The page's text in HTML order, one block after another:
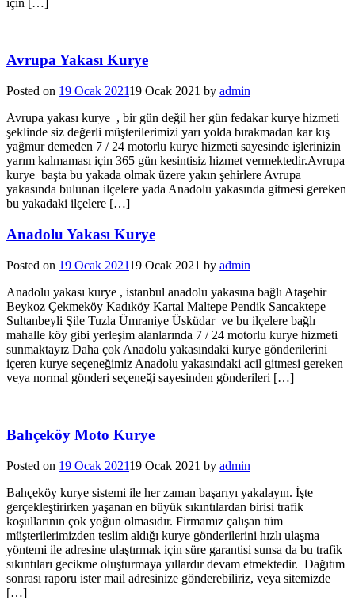
Avrupa Yakası Kurye
Posted on 19 Ocak 202119 Ocak 2021 by admin
Avrupa yakası kurye , bir gün değil her gün fedakar kurye hizmeti
şeklinde siz değerli müşterilerimizi yarı yolda bırakmadan kar kış
yağmur demeden 7 / 24 motorlu kurye hizmeti sayesinde işlerinizin
yarım kalmaması için 365 gün kesintisiz hizmet vermektedir.Avrupa
kurye başta bu yakada olmak üzere yakın şehirlere Avrupa
yakasında bulunan ilçelere yada Anadolu yakasında gitmesi gereken
bu yakadaki ilçelere […]
Anadolu Yakası Kurye
Posted on 19 Ocak 202119 Ocak 2021 by admin
Anadolu yakası kurye , istanbul anadolu yakasına bağlı Ataşehir
Beykoz Çekmeköy Kadıköy Kartal Maltepe Pendik Sancaktepe
Sultanbeyli Şile Tuzla Ümraniye Üsküdar ve bu ilçelere bağlı
mahalle köy gibi yerleşim alanlarında 7 / 24 motorlu kurye hizmeti
sunmaktayız Daha çok Anadolu yakasındaki kurye gönderilerini
içeren kurye seçeneğimiz Anadolu yakasındaki acil gitmesi gereken
veya normal gönderi seçeneği sayesinden gönderileri […]
Bahçeköy Moto Kurye
Posted on 19 Ocak 202119 Ocak 2021 by admin
Bahçeköy kurye sistemi ile her zaman başarıyı yakalayın. İşte
gerçekleştirirken yaşanan en büyük sıkıntılardan birisi trafik
koşullarının çok yoğun olmasıdır. Firmamız çalışan tüm
müşterilerimizden teslim aldığı kurye gönderilerini hızlı ulaşma
yöntemi ile adresine ulaştırmak için süre garantisi sunsa da bu trafik
sıkıntıları gecikme oluşturmaya yıllardır devam etmektedir. Dağıtım
sonrası raporu ister mail adresinize gönderebiliriz, veya sitemizde
[…]